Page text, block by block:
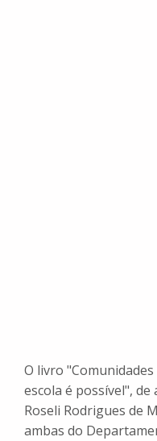
O livro
escola é possível",
Roseli Rodrigues de
ambas do